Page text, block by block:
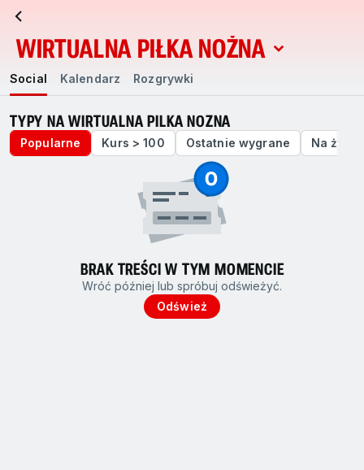
WIRTUALNA PIŁKA NOŻNA
Social Kalendarz Rozgrywki
TYPY NA WIRTUALNA PILKA NOZNA
Popularne Kurs > 100 Ostatnie wygrane Na żywo
BRAK TREŚCI W TYM MOMENCIE
Wróć później lub spróbuj odświeżyć.
Odśwież